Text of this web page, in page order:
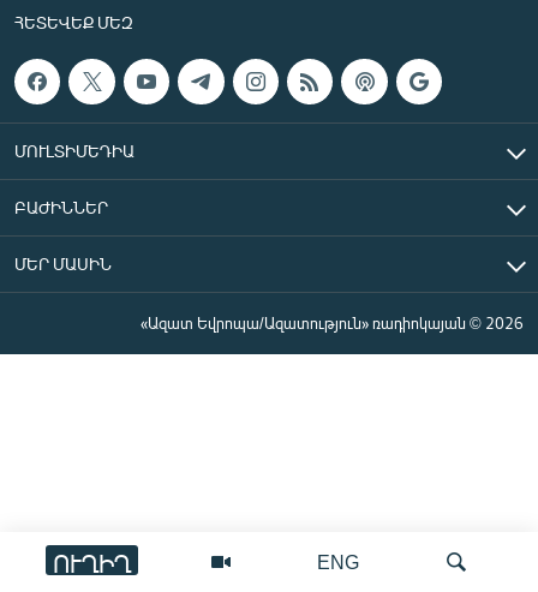
ENG
ՈՒՂԻՂ
ՀԵՏԵՎԵՔ ՄԵԶ
ՄՈՒԼՏԻՄԵԴԻԱ
ԲԱԺԻՆՆԵՐ
ՄԵՐ ՄԱՍԻՆ
«Ազատ Եվրոպա/Ազատություն» ռադիոկայան © 2026